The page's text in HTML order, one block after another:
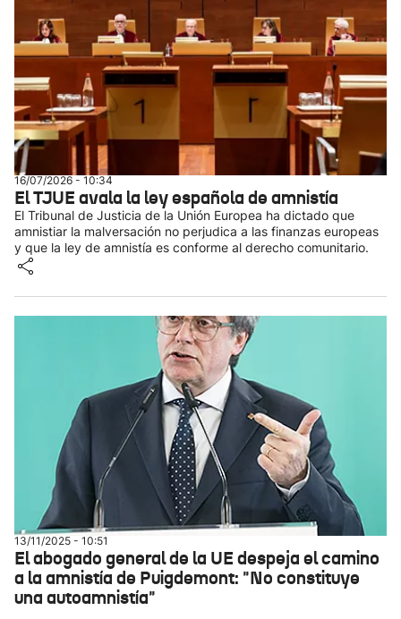
Eguraldia
16/07/2026 - 10:34
El TJUE avala la ley española de amnistía
El Tribunal de Justicia de la Unión Europea ha dictado que
amnistiar la malversación no perjudica a las finanzas europeas
y que la ley de amnistía es conforme al derecho comunitario.
13/11/2025 - 10:51
El abogado general de la UE despeja el camino
a la amnistía de Puigdemont: "No constituye
una autoamnistía"